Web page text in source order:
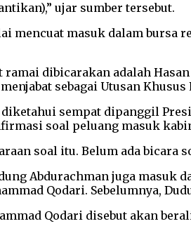
ujar sumber tersebut.
mencuat masuk dalam
dibicarakan adalah
sebagai Utusan
diketahui sempat dipanggil
soal peluang masuk
soal itu. Belum ada bicara
Abdurachman juga masuk
Qodari. Sebelumnya,
Qodari disebut akan